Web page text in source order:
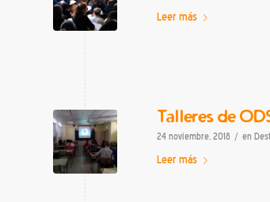
Leer más
Talleres de
24 noviembre, 2018 / en
Leer más